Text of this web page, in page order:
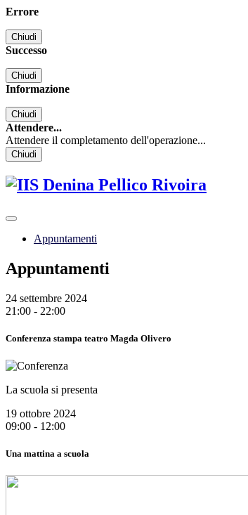
Errore
Chiudi
Successo
Chiudi
Informazione
Chiudi
Attendere...
Attendere il completamento dell'operazione...
Chiudi
Appuntamenti
Appuntamenti
24 settembre 2024
21:00 - 22:00
Conferenza stampa teatro Magda Olivero
La scuola si presenta
19 ottobre 2024
09:00 - 12:00
Una mattina a scuola